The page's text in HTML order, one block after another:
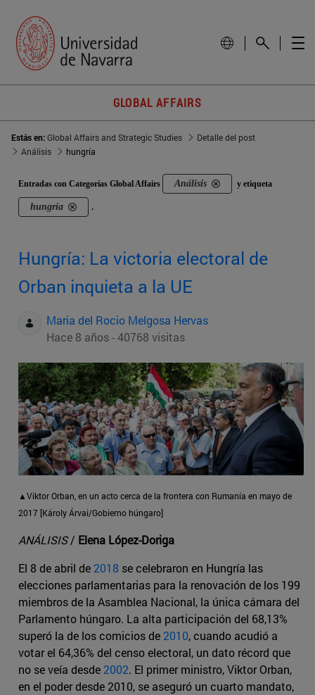
GLOBAL AFFAIRS
Estás en:Global Affairs and Strategic Studies
Detalle del post
Análisis
hungría
Entradas con Categorías Global Affairs Análisis y etiqueta
hungría .
Hungría: La victoria electoral de
Orban inquieta a la UE
Maria del Rocio Melgosa Hervas
Hace 8 años - 40768 visitas
▲Viktor Orban, en un acto cerca de la frontera con Rumanía en mayo de
2017 [Károly Árvai/Gobierno húngaro]
ANÁLISIS/ Elena López-Doriga
El 8 de abril de 2018 se celebraron en Hungría las
elecciones parlamentarias para la renovación de los 199
miembros de la Asamblea Nacional, la única cámara del
Parlamento húngaro. La alta participación del 68,13%
superó la de los comicios de 2010, cuando acudió a
votar el 64,36% del censo electoral, un dato récord que
no se veía desde 2002. El primer ministro, Viktor Orban,
en el poder desde 2010, se aseguró un cuarto mandato,